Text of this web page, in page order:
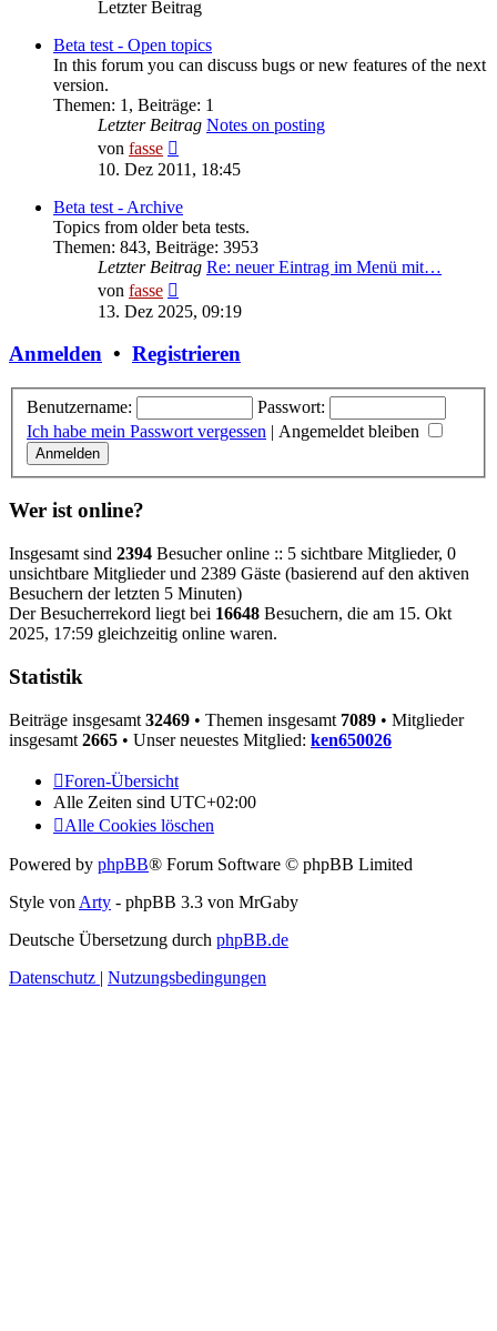
Letzter Beitrag
Beta test - Open topics
In this forum you can discuss bugs or new features of the next
version.
Themen: 1 , Beiträge: 1
Letzter Beitrag Notes on posting
von fasse
Beitrag
10. Dez 2011, 18:45
Beta test - Archive
Topics from older beta tests.
Themen: 843, Beiträge: 3953
Letzter Beitrag Re: neuer Eintrag im Menü mit…
von fasse
Beitrag
13. Dez 2025, 09:19
Anmelden • Registrieren
Benutzername:
Passwort:
Ich habe mein Passwort vergessen | Angemeldet bleiben
Wer ist online?
Insgesamt sind 2394 Besucher online :: 5 sichtbare Mitglieder, 0
unsichtbare Mitglieder und 2389 Gäste (basierend auf den aktiven
Besuchern der letzten 5 Minuten)
Der Besucherrekord liegt bei 16648 Besuchern, die am 15. Okt
2025, 17:59 gleichzeitig online waren.
Statistik
Beiträge insgesamt 32469 • Themen insgesamt 7089 • Mitglieder
insgesamt 2665 • Unser neuestes Mitglied: ken650026
Foren-Übersicht
Alle Zeiten sind UTC+02:00
Alle Cookies löschen
Powered by phpBB® Forum Software © phpBB Limited
Style von Arty - phpBB 3.3 von MrGaby
Deutsche Übersetzung durch phpBB.de
Datenschutz | Nutzungsbedingungen